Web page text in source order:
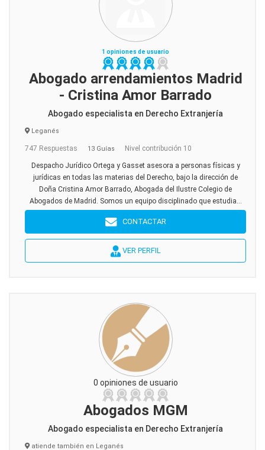
1 opiniones de usuario
Abogado arrendamientos Madrid
- Cristina Amor Barrado
Abogado especialista en Derecho Extranjería
Leganés
747 Respuestas 13 Guías Nivel contribución 10
Despacho Jurídico Ortega y Gasset asesora a personas físicas y
jurídicas en todas las materias del Derecho, bajo la dirección de
Doña Cristina Amor Barrado, Abogada del Ilustre Colegio de
Abogados de Madrid. Somos un equipo disciplinado que estudia...
CONTACTAR
VER PERFIL
0 opiniones de usuario
Abogados MGM
Abogado especialista en Derecho Extranjería
atiende también en Leganés